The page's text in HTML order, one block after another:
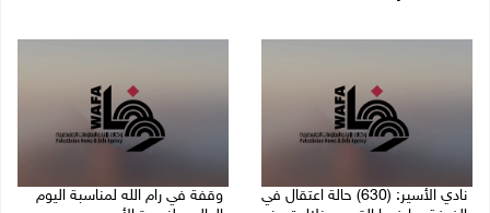
نادي الأسير: (630) حالة اعتقال في
وقفة في رام الله لمناسبة اليوم